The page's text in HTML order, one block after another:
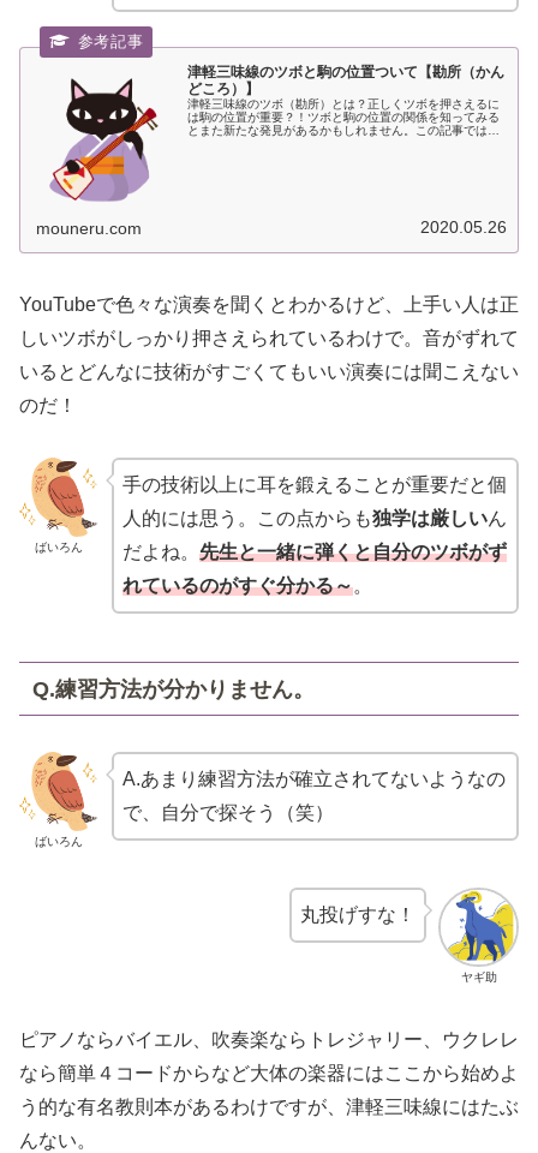
津軽三味線のツボと駒の位置ついて【勘所（かん
どころ）】
津軽三味線のツボ（勘所）とは？正しくツボを押さえるに
は駒の位置が重要？！ツボと駒の位置の関係を知ってみる
とまた新たな発見があるかもしれません。この記事ではツ
mouneru.com 2020.05.26
YouTubeで色々な演奏を聞くとわかるけど、上手い人は正
しいツボがしっかり押さえられているわけで。音がずれて
いるとどんなに技術がすごくてもいい演奏には聞こえない
のだ！
ばいろん
手の技術以上に耳を鍛えることが重要だと個
人的には思う。この点からも独学は厳しいん
だよね。 先生と一緒に弾くと自分のツボがず
れているのがすぐ分かる～。
Q.練習方法が分かりません。
ばいろん
A.あまり練習方法が確立されてないようなの
で、自分で探そう（笑）
ヤギ助
丸投げすな！
ピアノならバイエル、吹奏楽ならトレジャリー、ウクレレ
なら簡単４コードからなど大体の楽器にはここから始めよ
う的な有名教則本があるわけですが、津軽三味線にはたぶ
んない。